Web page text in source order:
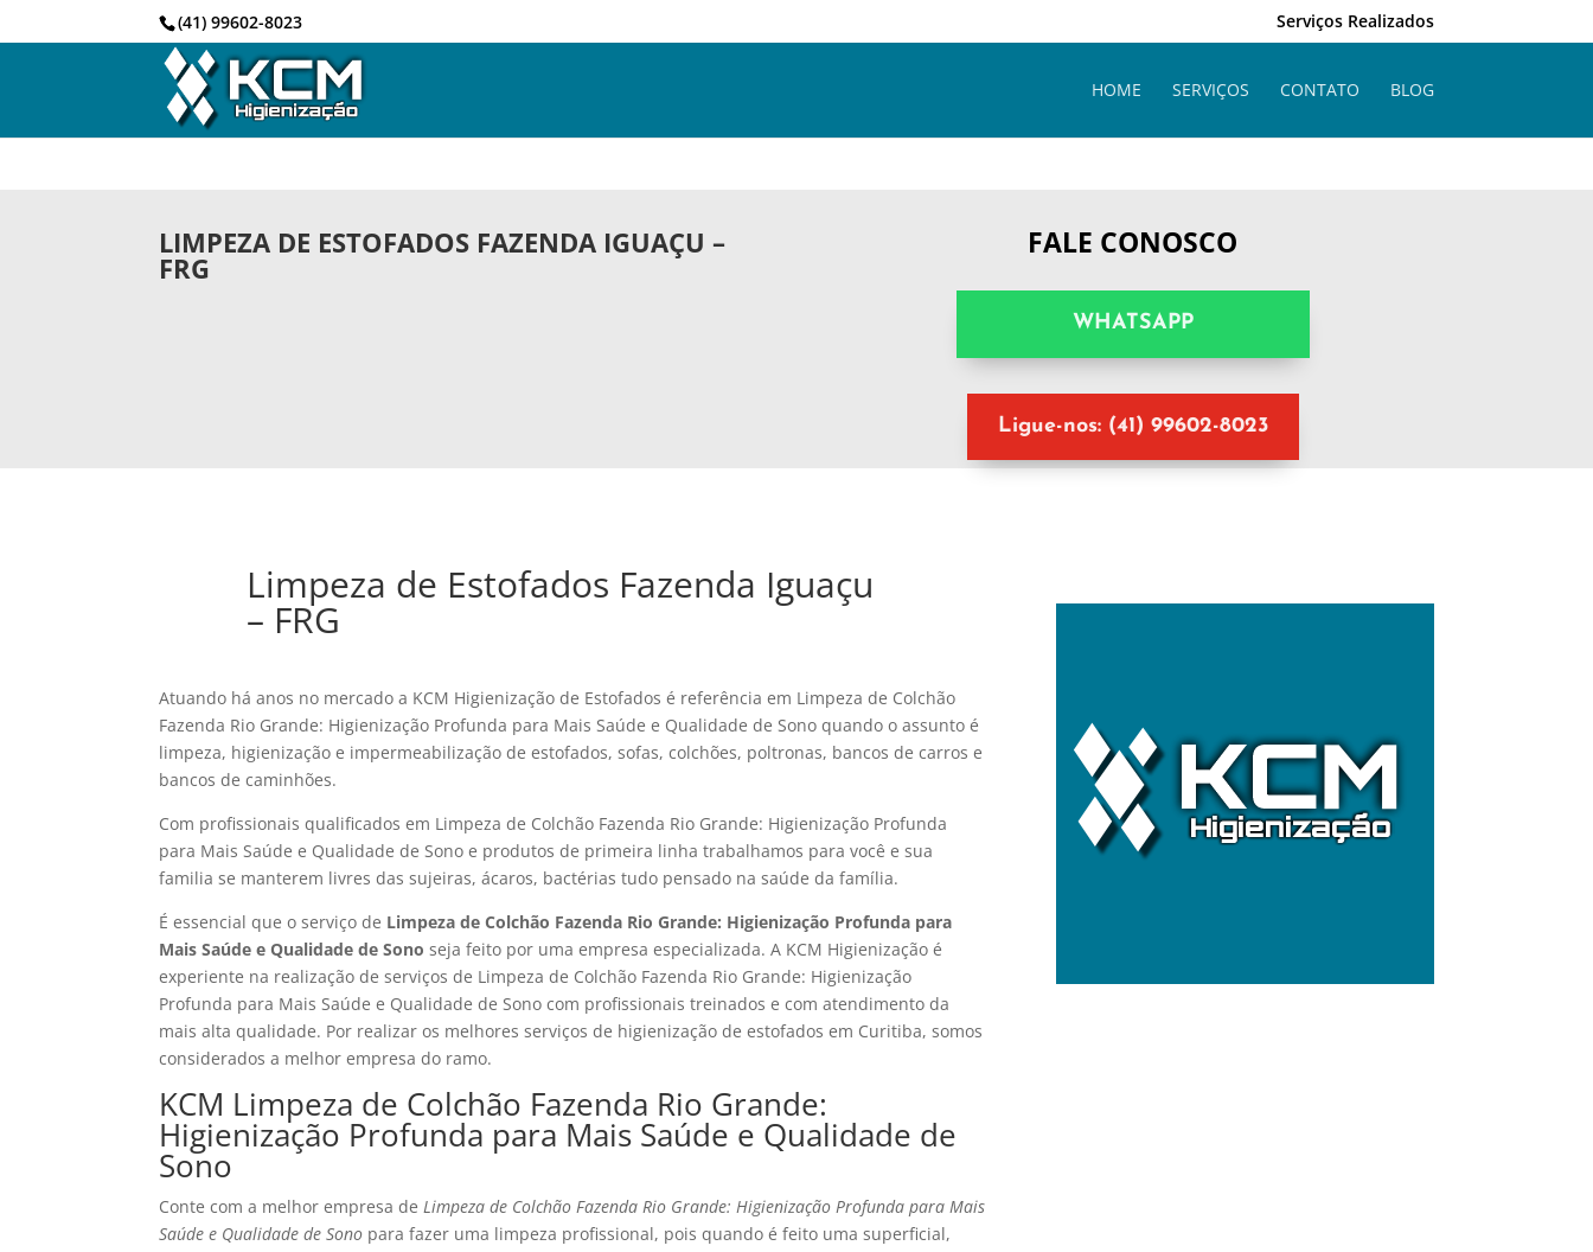
(41) 99602-8023 Serviços Realizados
HOME SERVIÇOS CONTATO BLOG
LIMPEZA DE ESTOFADOS FAZENDA IGUAÇU –
FRG
FALE CONOSCO
WHATSAPP
Ligue-nos: (41) 99602-8023
Limpeza de Estofados Fazenda Iguaçu
– FRG
Atuando há anos no mercado a KCM Higienização de Estofados é referência em Limpeza de Colchão
Fazenda Rio Grande: Higienização Profunda para Mais Saúde e Qualidade de Sono quando o assunto é
limpeza, higienização e impermeabilização de estofados, sofas, colchões, poltronas, bancos de carros e
bancos de caminhões.
Com profissionais qualificados em Limpeza de Colchão Fazenda Rio Grande: Higienização Profunda
para Mais Saúde e Qualidade de Sono e produtos de primeira linha trabalhamos para você e sua
familia se manterem livres das sujeiras, ácaros, bactérias tudo pensado na saúde da família.
É essencial que o serviço de Limpeza de Colchão Fazenda Rio Grande: Higienização Profunda para
Mais Saúde e Qualidade de Sono seja feito por uma empresa especializada. A KCM Higienização é
experiente na realização de serviços de Limpeza de Colchão Fazenda Rio Grande: Higienização
Profunda para Mais Saúde e Qualidade de Sono com profissionais treinados e com atendimento da
mais alta qualidade. Por realizar os melhores serviços de higienização de estofados em Curitiba, somos
considerados a melhor empresa do ramo.
KCM Limpeza de Colchão Fazenda Rio Grande:
Higienização Profunda para Mais Saúde e Qualidade de
Sono
Conte com a melhor empresa deLimpeza de Colchão Fazenda Rio Grande: Higienização Profunda para Mais
Saúde e Qualidade de Sono para fazer uma limpeza profissional, pois quando é feito uma superficial,